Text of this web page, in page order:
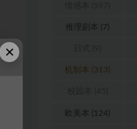
推理剧本 (7)
机制本 (313)
欧美本 (124)
×